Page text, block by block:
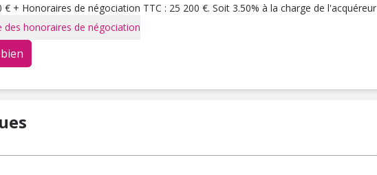
€ + Honoraires de négociation TTC : 25 200 €. Soit 3.50% à la charge de l'acquéreur
des honoraires de négociation